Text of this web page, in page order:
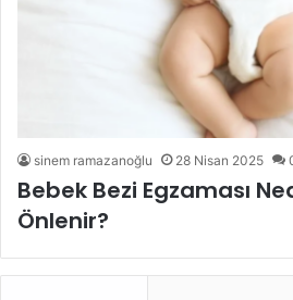
sinem ramazanoğlu 28 Nisan 2025
Bebek Bezi Egzaması
Önlenir?